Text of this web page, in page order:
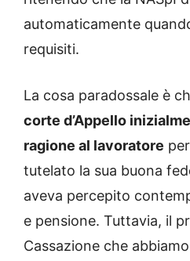
automaticamente
requisiti.
La cosa paradossale è
corte d’Appello
ragione al lavoratore
tutelato la sua buona
aveva percepito
e pensione. Tuttavia, il
Cassazione che